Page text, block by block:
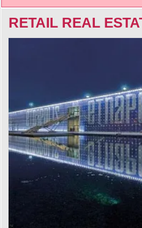
RETAIL REAL